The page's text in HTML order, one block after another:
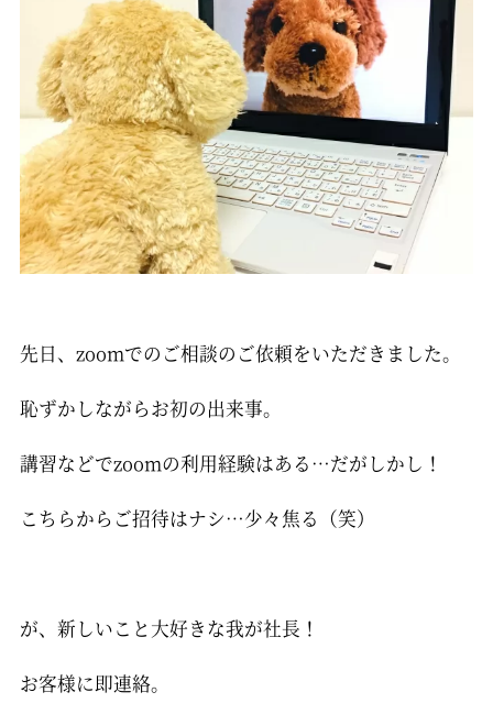
先日、zoomでのご相談のご依頼をいただきました。
恥ずかしながらお初の出来事。
講習などでzoomの利用経験はある…だがしかし！
こちらからご招待はナシ…少々焦る（笑）
が、新しいこと大好きな我が社長！
お客様に即連絡。